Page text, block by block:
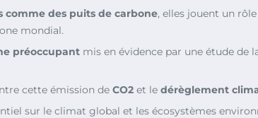
comme des puits de carbone, elles jouent un
mondial.
préoccupant mis en évidence par une étude de
cette émission de CO2 et le dérèglement
sur le climat global et les écosystèmes